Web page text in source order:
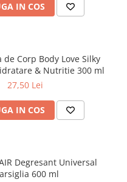
IN COS
de Corp Body Love Silky
& Nutritie 300 ml
27,50 Lei
IN COS
Degresant Universal
600 ml